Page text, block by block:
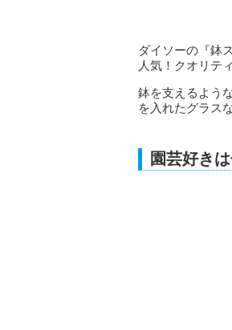
ダイソーの『鉢
人気！クオリテ
鉢を支えるよう
を入れたグラス
園芸好き